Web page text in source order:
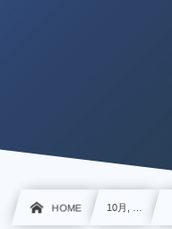
HOME 10月, …